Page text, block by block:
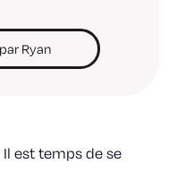
Ryan
est temps de se